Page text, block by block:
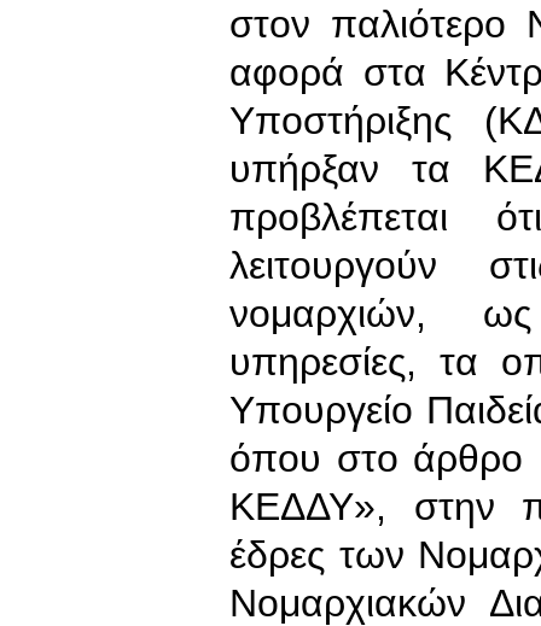
στον
αφορά στα
Υποστήριξης
υπήρξαν τα
προβλέπεται
λειτουργούν
νομαρχιών, ως
υπηρεσίες, τα
Υπουργείο
όπου στο άρθρο
ΚΕΔΔΥ», στην
έδρες των
Νομαρχιακών